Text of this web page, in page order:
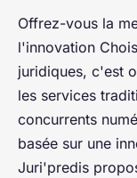
Offrez-vous la
l'innovation
juridiques, c'est
les services
concurrents
basée sur une
Juri'predis